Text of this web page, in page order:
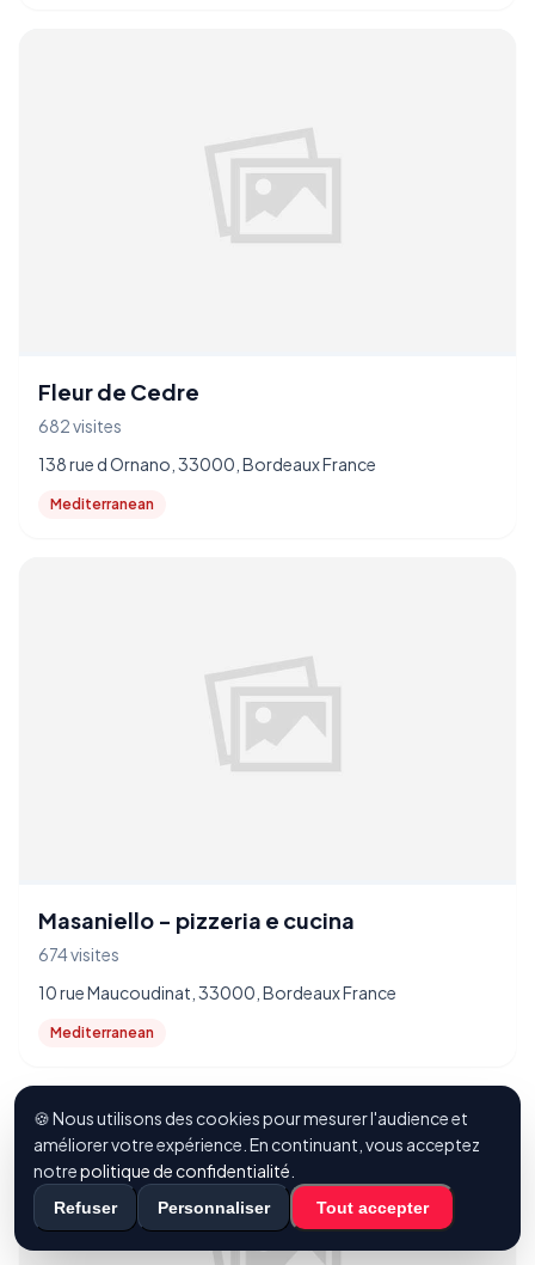
Fleur de Cedre
682 visites
138 rue d Ornano, 33000, Bordeaux France
Mediterranean
Masaniello - pizzeria e cucina
674 visites
10 rue Maucoudinat, 33000, Bordeaux France
Mediterranean
🍪 Nous utilisons des cookies pour mesurer l'audience et
améliorer votre expérience. En continuant, vous acceptez
notrepolitique de confidentialité
Refuser Personnaliser Tout accepter